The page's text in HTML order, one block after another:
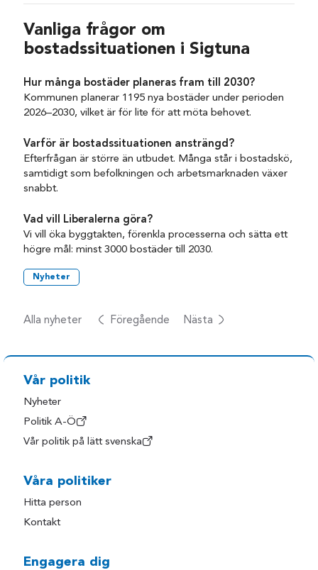
Vanliga frågor om
bostadssituationen i Sigtuna
Hur många bostäder planeras fram till 2030?
Kommunen planerar 1195 nya bostäder under perioden
2026–2030, vilket är för lite för att möta behovet.
Varför är bostadssituationen ansträngd?
Efterfrågan är större än utbudet. Många står i bostadskö,
samtidigt som befolkningen och arbetsmarknaden växer
snabbt.
Vad vill Liberalerna göra?
Vi vill öka byggtakten, förenkla processerna och sätta ett
högre mål: minst 3000 bostäder till 2030.
Nyheter
Alla nyheter Föregående Nästa
Vår politik
Nyheter
Politik A-Ö
Vår politik på lätt svenska
Våra politiker
Hitta person
Kontakt
Engagera dig